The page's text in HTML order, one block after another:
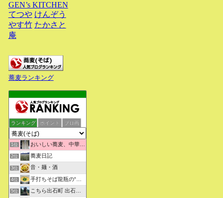
GEN’s KITCHEN
てつや けんぞう
やす竹 たかさと
庵
蕎麦ランキング
ランキング ポイント ブロ画
1位 おいしい蕎麦、中華そばを求めて彷徨うブログ
2位 蕎麦日記
3位 音・麺・酒
4位 手打ちそば龍瓶の“いつも心に太陽を”
5位 こちら出石町 出石そばの「田中屋食品製造部」